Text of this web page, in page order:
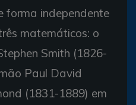
forma independente
matemáticos: o
Smith (1826-
Paul David
(1831-1889) em